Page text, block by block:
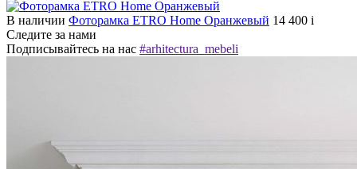
В наличии Фоторамка ETRO Home Оранжевый 14 400 i
Следите за нами
Подписывайтесь на нас #arhitectura_mebeli